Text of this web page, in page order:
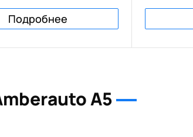
Подробнее
A5